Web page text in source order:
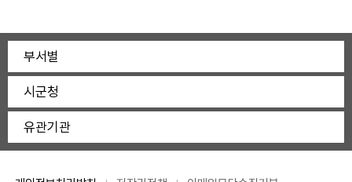
(경북도민 50% 할인 👉
5,000원) ​🎫 티켓 예매 안내
예매처: 티켓링크 (1인
4매까지 예매 가능)
예매기간: 8월 11일(화) 오전
11시 ~ 9월 10일(목) 오후
5시 ​ 💡 관람 팁 (매표소 수령
안내) 매표소 운영은 공연
착한데, [경상북도민 50%
할인] 혜택까지 적용됩니다!
(대박이죠? 단, 예매수수료는
별도예요!) 밴드그룹의 아이돌
소란 무대에서 아이들과
신나게 즐기며, 육아 스트레스
날리고, 세계적인 프리마돈나
(초등학생) 이상 관람 가능
(소리&사회), 경상북도
🎫 티켓 및 예매 안내 (가성비
10,000원, 1인4매까지 예매
부서별
시군청
유관기관